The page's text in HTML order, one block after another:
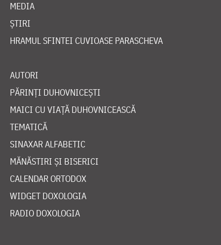
MEDIA
ȘTIRI
HRAMUL SFINTEI CUVIOASE PARASCHEVA
AUTORI
PĂRINȚI DUHOVNICEȘTI
MAICI CU VIAȚĂ DUHOVNICEASCĂ
TEMATICĂ
SINAXAR ALFABETIC
MĂNĂSTIRI ȘI BISERICI
CALENDAR ORTODOX
WIDGET DOXOLOGIA
RADIO DOXOLOGIA